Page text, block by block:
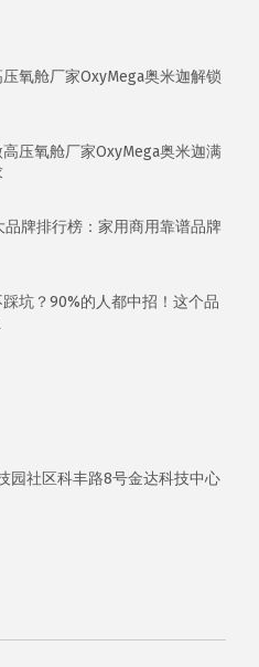
氧舱厂家OxyMega奥米迦解锁
压氧舱厂家OxyMega奥米迦满
牌排行榜：家用商用靠谱品牌
坑？90%的人都中招！这个品
园社区科丰路8号金达科技中心